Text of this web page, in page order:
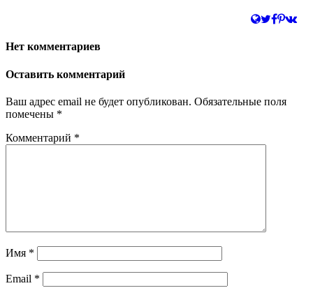
Нет комментариев
Оставить комментарий
Ваш адрес email не будет опубликован. Обязательные поля
помечены *
Комментарий *
Имя *
Email *